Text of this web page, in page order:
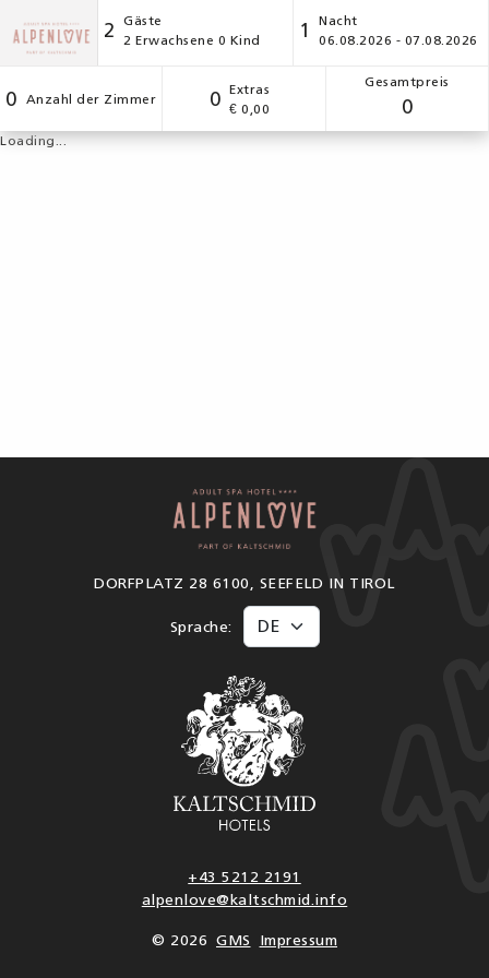
2
Gäste
2Erwachsene 0 Kind 1
Nacht
06.08.2026 - 07.08.2026
0 Anzahl der Zimmer 0 Extras
€ 0,00
0
Gesamtpreis
Loading...
DORFPLATZ 28 6100, SEEFELD IN TIROL
Sprache:
+43 5212 2191
alpenlove@kaltschmid.info
© 2026 GMS Impressum